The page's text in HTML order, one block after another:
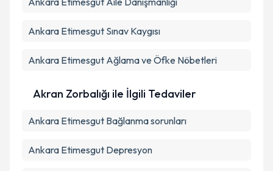
Ankara Etimesgut Sınav Kaygısı
Ankara Etimesgut Ağlama ve Öfke Nöbetleri
Akran Zorbalığı ile İlgili Tedaviler
Ankara Etimesgut Bağlanma sorunları
Ankara Etimesgut Depresyon